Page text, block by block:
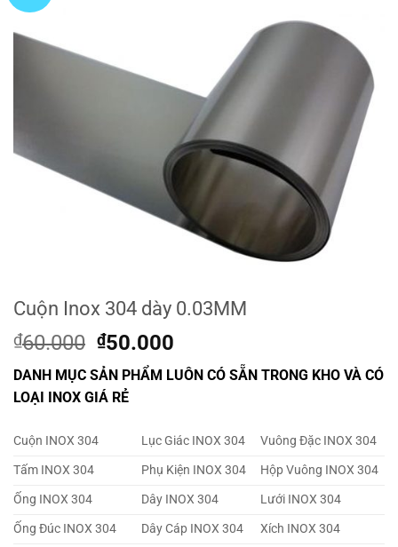
Cuộn Inox 304 dày 0.03MM
₫60.000 Original
price
was:
₫60.000.
₫50.000
price
is:
DANH MỤC SẢN PHẨM LUÔN CÓ SẴN TRONG KHO VÀ CÓ
LOẠI INOX GIÁ RẺ
Cuộn INOX 304 Lục Giác INOX 304
Vuông Đặc INOX 304
Tấm INOX 304
Phụ Kiện INOX 304
Hộp Vuông INOX 304
Ống INOX 304
Dây INOX 304
Lưới INOX 304
Ống Đúc INOX 304
Dây Cáp INOX 304
Xích INOX 304